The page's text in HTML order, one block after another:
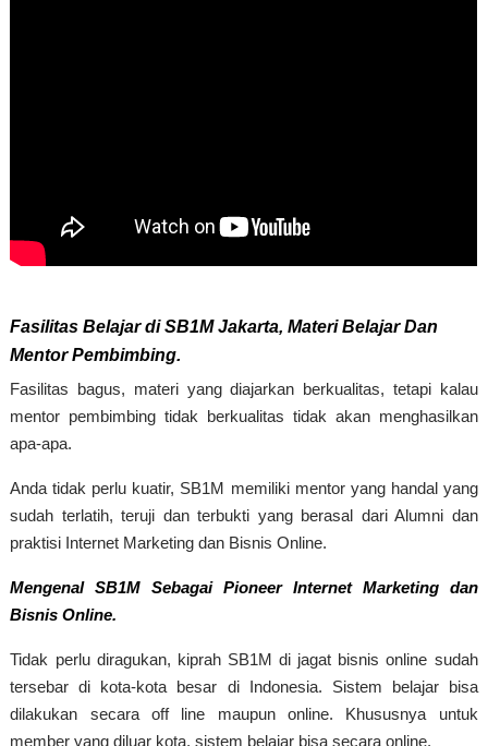
Fasilitas Belajar di SB1M Jakarta, Materi Belajar Dan
Mentor Pembimbing.
Fasilitas bagus, materi yang diajarkan berkualitas, tetapi kalau
mentor pembimbing tidak berkualitas tidak akan menghasilkan
apa-apa.
Anda tidak perlu kuatir, SB1M memiliki mentor yang handal yang
sudah terlatih, teruji dan terbukti yang berasal dari Alumni dan
praktisi Internet Marketing dan Bisnis Online.
Mengenal SB1M Sebagai Pioneer Internet Marketing dan
Bisnis Online.
Tidak perlu diragukan, kiprah SB1M di jagat bisnis online sudah
tersebar di kota-kota besar di Indonesia. Sistem belajar bisa
dilakukan secara off line maupun online. Khususnya untuk
member yang diluar kota, sistem belajar bisa secara online.